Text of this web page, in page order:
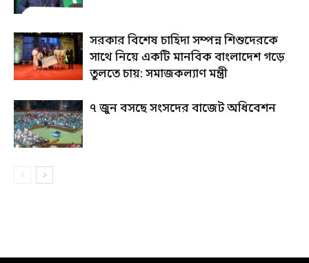
সরকার বিশেষ চাহিদা সম্পন্ন শিশুদেরকে
সাথে নিয়ে একটি মানবিক বাংলাদেশ গড়ে
তুলতে চায়: সমাজকল্যাণ মন্ত্রী
৭ জুন বসছে সংসদের বাজেট অধিবেশন